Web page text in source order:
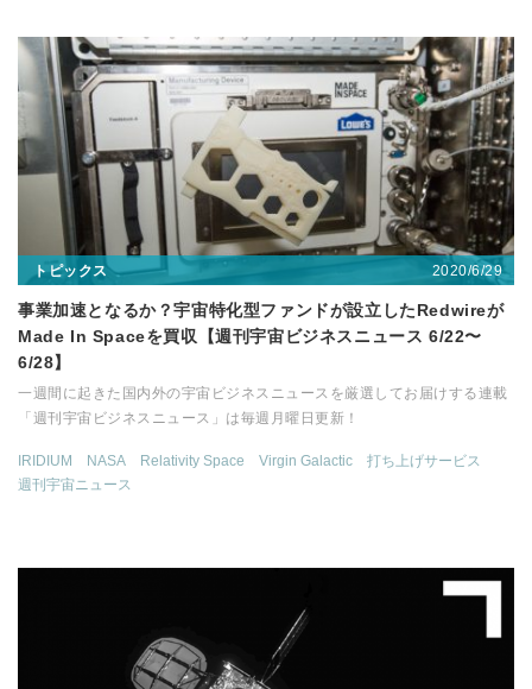
トピックス 2020/6/29
事業加速となるか？宇宙特化型ファンドが設立したRedwireが
Made In Spaceを買収【週刊宇宙ビジネスニュース 6/22〜
6/28】
一週間に起きた国内外の宇宙ビジネスニュースを厳選してお届けする連載
「週刊宇宙ビジネスニュース」は毎週月曜日更新！
IRIDIUM NASA Relativity Space Virgin Galactic
打ち上げサービス
週刊宇宙ニュース